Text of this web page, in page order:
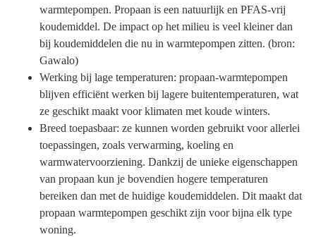
warmtepompen. Propaan is een natuurlijk en PFAS-vrij
koudemiddel. De impact op het milieu is veel kleiner dan
bij koudemiddelen die nu in warmtepompen zitten. (bron:
Gawalo)
Werking bij lage temperaturen: propaan-warmtepompen
blijven efficiënt werken bij lagere buitentemperaturen, wat
ze geschikt maakt voor klimaten met koude winters.
Breed toepasbaar: ze kunnen worden gebruikt voor allerlei
toepassingen, zoals verwarming, koeling en
warmwatervoorziening. Dankzij de unieke eigenschappen
van propaan kun je bovendien hogere temperaturen
bereiken dan met de huidige koudemiddelen. Dit maakt dat
propaan warmtepompen geschikt zijn voor bijna elk type
woning.